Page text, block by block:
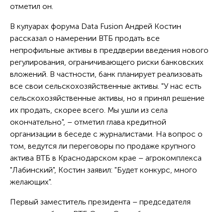
отметил он.
В кулуарах форума Data Fusion Андрей Костин
рассказал о намерении ВТБ продать все
непрофильные активы в преддверии введения нового
регулирования, ограничивающего риски банковских
вложений. В частности, банк планирует реализовать
все свои сельскохозяйственные активы. "У нас есть
сельскохозяйственные активы, но я принял решение
их продать, скорее всего. Мы ушли из села
окончательно", – отметил глава кредитной
организации в беседе с журналистами. На вопрос о
том, ведутся ли переговоры по продаже крупного
актива ВТБ в Краснодарском крае – агрокомплекса
"Лабинский", Костин заявил: "Будет конкурс, много
желающих".
Первый заместитель президента – председателя